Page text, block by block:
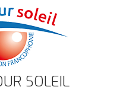
SOLEIL